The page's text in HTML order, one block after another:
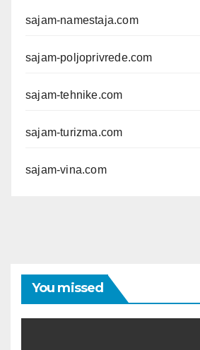
sajam-namestaja.com
sajam-poljoprivrede.com
sajam-tehnike.com
sajam-turizma.com
sajam-vina.com
You missed